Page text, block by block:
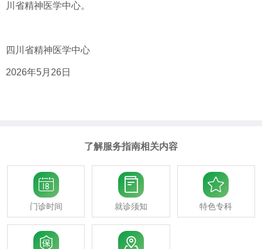
川省精神医学中心。
四川省精神医学中心
2026年5月26日
了解服务指南相关内容

门诊时间

就诊须知

特色专科
 